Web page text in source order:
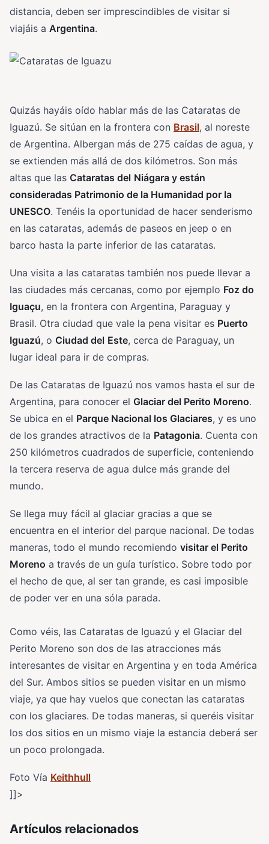
distancia, deben ser imprescindibles de visitar si
viajáis a Argentina.
Quizás hayáis oído hablar más de las Cataratas de
Iguazú. Se sitúan en la frontera con Brasil, al noreste
de Argentina. Albergan más de 275 caídas de agua, y
se extienden más allá de dos kilómetros. Son más
altas que las Cataratas del Niágara y están
consideradas Patrimonio de la Humanidad por la
UNESCO. Tenéis la oportunidad de hacer senderismo
en las cataratas, además de paseos en jeep o en
barco hasta la parte inferior de las cataratas.
Una visita a las cataratas también nos puede llevar a
las ciudades más cercanas, como por ejemplo Foz do
Iguaçu, en la frontera con Argentina, Paraguay y
Brasil. Otra ciudad que vale la pena visitar es Puerto
Iguazú, o Ciudad del Este, cerca de Paraguay, un
lugar ideal para ir de compras.
De las Cataratas de Iguazú nos vamos hasta el sur de
Argentina, para conocer el Glaciar del Perito Moreno.
Se ubica en el Parque Nacional los Glaciares, y es uno
de los grandes atractivos de la Patagonia. Cuenta con
250 kilómetros cuadrados de superficie, conteniendo
la tercera reserva de agua dulce más grande del
mundo.
Se llega muy fácil al glaciar gracias a que se
encuentra en el interior del parque nacional. De todas
maneras, todo el mundo recomiendo visitar el Perito
Moreno a través de un guía turístico. Sobre todo por
el hecho de que, al ser tan grande, es casi imposible
de poder ver en una sóla parada.
Como véis, las Cataratas de Iguazú y el Glaciar del
Perito Moreno son dos de las atracciones más
interesantes de visitar en Argentina y en toda América
del Sur. Ambos sitios se pueden visitar en un mismo
viaje, ya que hay vuelos que conectan las cataratas
con los glaciares. De todas maneras, si queréis visitar
los dos sitios en un mismo viaje la estancia deberá ser
un poco prolongada.
Foto Vía Keithhull
]]>
Artículos relacionados